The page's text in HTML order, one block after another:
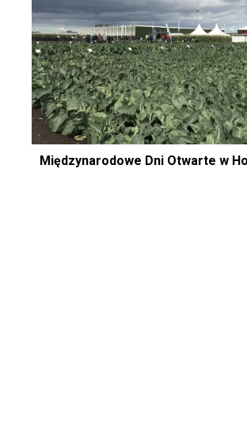
Międzynarodowe Dni Otwarte w